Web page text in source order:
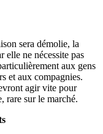
sera démolie, la
elle ne nécessite pas
aux gens
et aux compagnies.
agir vite pour
rare sur le marché.